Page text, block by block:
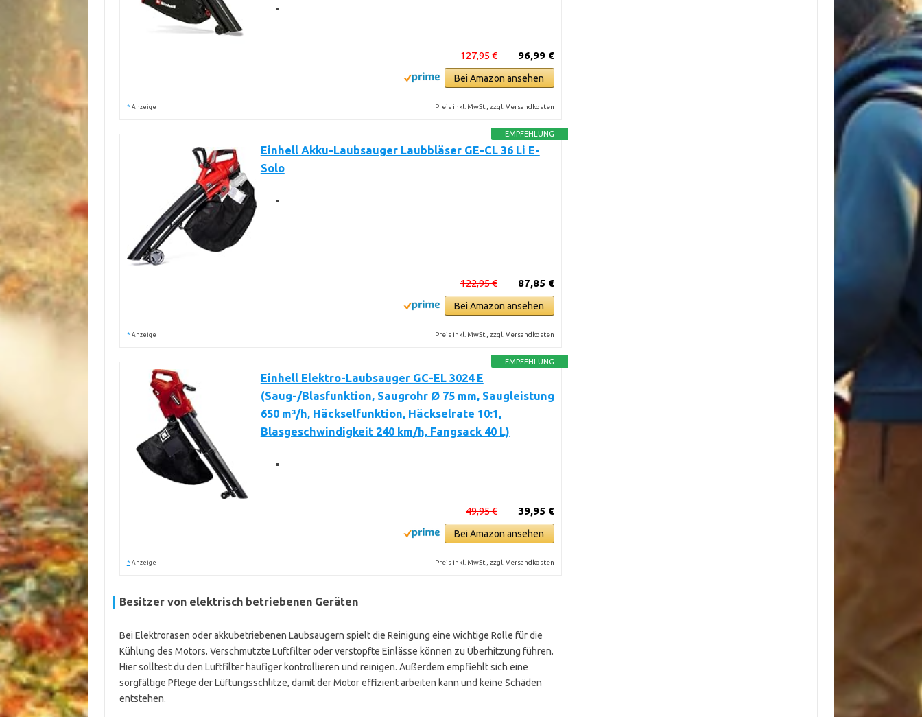
96,99 €
127,95 €
Bei Amazon ansehen
* Anzeige Preis inkl. MwSt., zzgl. Versandkosten
EMPFEHLUNG
Einhell Akku-Laubsauger Laubbläser GE-CL 36 Li E-
Solo
87,85 €
122,95 €
Bei Amazon ansehen
* Anzeige Preis inkl. MwSt., zzgl. Versandkosten
EMPFEHLUNG
Einhell Elektro-Laubsauger GC-EL 3024 E
(Saug-/Blasfunktion, Saugrohr Ø 75 mm, Saugleistung
650 m³/h, Häckselfunktion, Häckselrate 10:1,
Blasgeschwindigkeit 240 km/h, Fangsack 40 L)
39,95 €
49,95 €
Bei Amazon ansehen
* Anzeige Preis inkl. MwSt., zzgl. Versandkosten
Besitzer von elektrisch betriebenen Geräten
Bei Elektrorasen oder akkubetriebenen Laubsaugern spielt die Reinigung eine wichtige Rolle für die
Kühlung des Motors. Verschmutzte Luftfilter oder verstopfte Einlässe können zu Überhitzung führen.
Hier solltest du den Luftfilter häufiger kontrollieren und reinigen. Außerdem empfiehlt sich eine
sorgfältige Pflege der Lüftungsschlitze, damit der Motor effizient arbeiten kann und keine Schäden
entstehen.